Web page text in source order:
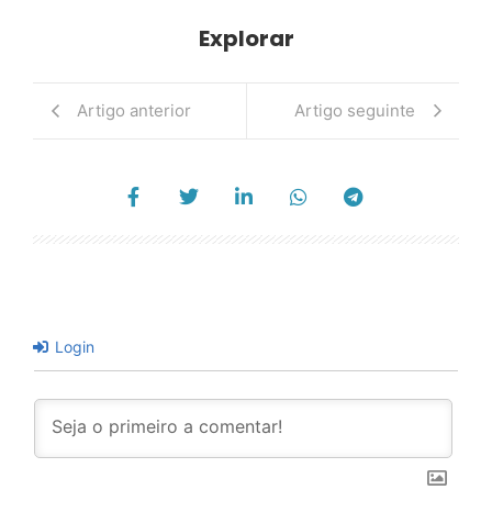
Explorar
Artigo anterior Artigo seguinte
Login